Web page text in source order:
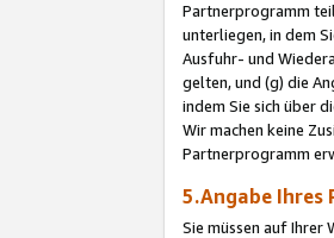
Partnerprogramm
unterliegen, in dem
Ausfuhr- und
gelten, und (g) die
indem Sie sich über
Wir machen keine
Partnerprogramm
5.Angabe
Sie müssen auf Ihrer